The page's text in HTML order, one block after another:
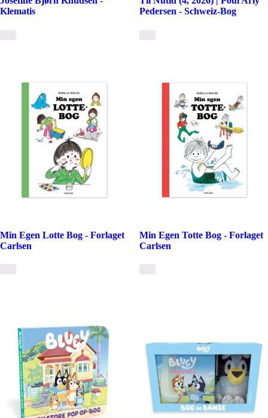
Klematis
Pedersen - Schweiz-Bog
Min Egen Lotte Bog - Forlaget
Carlsen
Min Egen Totte Bog - Forlaget
Carlsen